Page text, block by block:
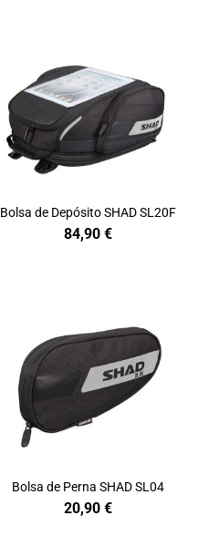
Bolsa de Depósito SHAD SL20F
84,90 €
Bolsa de Perna SHAD SL04
20,90 €